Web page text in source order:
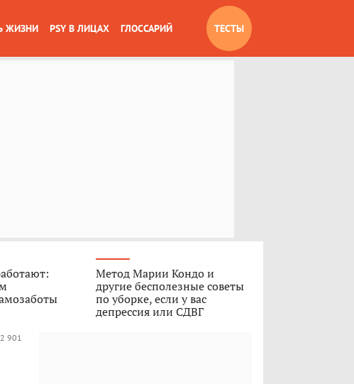
ЖИЗНИ PSY В ЛИЦАХ ГЛОССАРИЙ ТЕСТЫ
Метод Марии Кондо и
другие бесполезные советы
по уборке, если у вас
депрессия или СДВГ
2 901